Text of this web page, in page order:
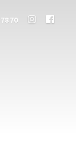
70